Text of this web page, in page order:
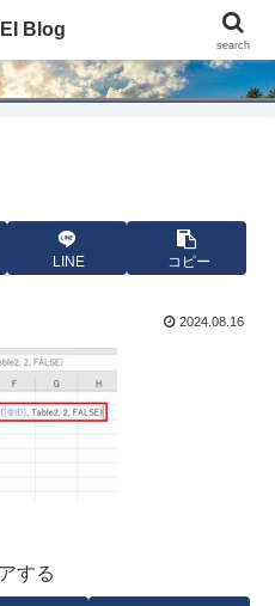
Blog
LINE コピー
2024.08.16
する
Blog
search